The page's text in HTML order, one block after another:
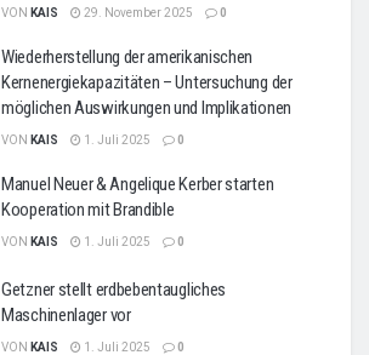
VON KAIS 29. November 2025 0
Wiederherstellung der amerikanischen
Kernenergiekapazitäten – Untersuchung der
möglichen Auswirkungen und Implikationen
VON KAIS 1. Juli 2025 0
Manuel Neuer & Angelique Kerber starten
Kooperation mit Brandible
VON KAIS 1. Juli 2025 0
Getzner stellt erdbebentaugliches
Maschinenlager vor
VON KAIS 1. Juli 2025 0